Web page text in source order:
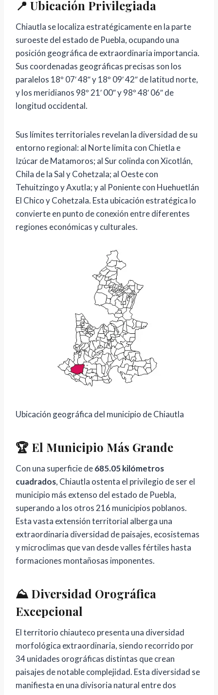
📍 Ubicación Privilegiada
Chiautla se localiza estratégicamente en la parte
suroeste del estado de Puebla, ocupando una
posición geográfica de extraordinaria importancia.
Sus coordenadas geográficas precisas son los
paralelos 18º 07′ 48″ y 18º 09′ 42″ de latitud norte,
y los meridianos 98º 21′ 00″ y 98º 48′ 06″ de
longitud occidental.
Sus límites territoriales revelan la diversidad de su
entorno regional: al Norte limita con Chietla e
Izúcar de Matamoros; al Sur colinda con Xicotlán,
Chila de la Sal y Cohetzala; al Oeste con
Tehuitzingo y Axutla; y al Poniente con Huehuetlán
El Chico y Cohetzala. Esta ubicación estratégica lo
convierte en punto de conexión entre diferentes
regiones económicas y culturales.
Ubicación geográfica del municipio de Chiautla
🏆 El Municipio Más Grande
Con una superficie de685.05 kilómetros
cuadrados, Chiautla ostenta el privilegio de ser el
municipio más extenso del estado de Puebla,
superando a los otros 216 municipios poblanos.
Esta vasta extensión territorial alberga una
extraordinaria diversidad de paisajes, ecosistemas
y microclimas que van desde valles fértiles hasta
formaciones montañosas imponentes.
⛰️ Diversidad Orográfica
Excepcional
El territorio chiauteco presenta una diversidad
morfológica extraordinaria, siendo recorrido por
34 unidades orográficas distintas que crean
paisajes de notable complejidad. Esta diversidad se
manifiesta en una divisoria natural entre dos